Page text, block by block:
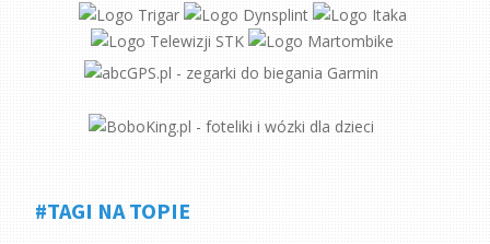
#TAGI NA TOPIE